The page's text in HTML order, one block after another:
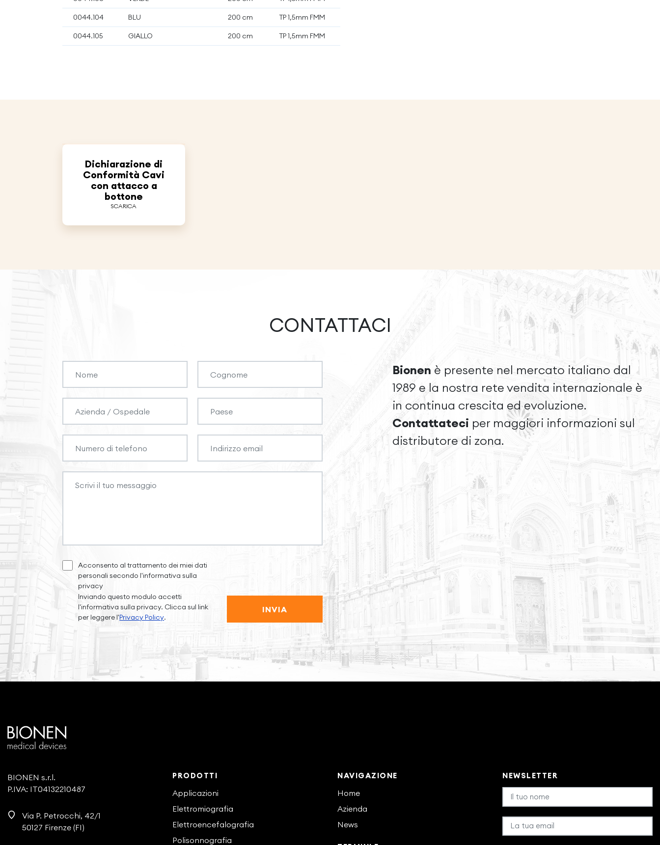
0044.104 BLU 200 cm TP 1,5mm FMM
0044.105 GIALLO 200 cm TP 1,5mm FMM
Dichiarazione di
Conformità Cavi
con attacco a
bottone
SCARICA
CONTATTACI
Bionen è presente nel mercato italiano dal
1989 e la nostra rete vendita internazionale è
in continua crescita ed evoluzione.
Contattateci per maggiori informazioni sul
distributore di zona.
Acconsento al trattamento dei miei dati
personali secondo l'informativa sulla
privacy
Inviando questo modulo accetti
l'informativa sulla privacy. Clicca sul link
per leggere l'Privacy Policy.
INVIA
BIONEN s.r.l.
P.IVA: IT04132210487
Via P. Petrocchi, 42/1
50127 Firenze (FI)
PRODOTTI
Applicazioni
Elettromiografia
Elettroencefalografia
Polisonnografia
NAVIGAZIONE
Home
Azienda
News
NEWSLETTER